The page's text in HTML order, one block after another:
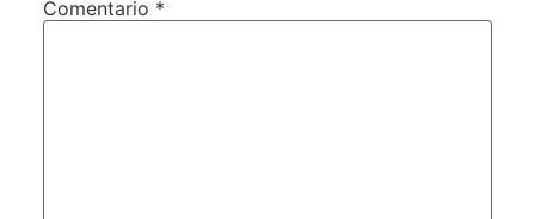
Comentario *